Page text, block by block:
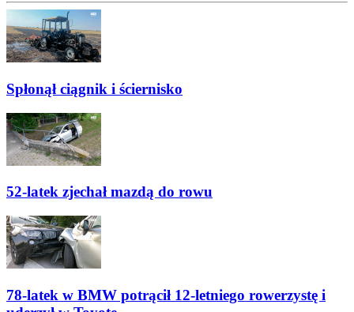
Spłonął ciągnik i ściernisko
52-latek zjechał mazdą do rowu
78-latek w BMW potrącił 12-letniego rowerzystę i